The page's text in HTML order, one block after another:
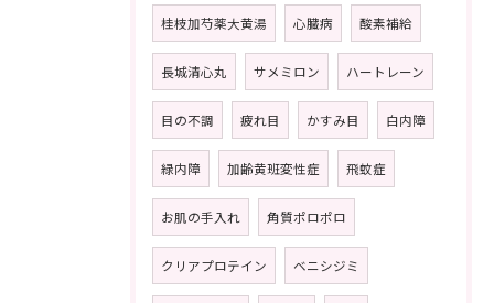
桂枝加芍薬大黄湯 心臓病 酸素補給
長城清心丸 サメミロン ハートレーン
目の不調 疲れ目 かすみ目 白内障
緑内障 加齢黄班変性症 飛蚊症
お肌の手入れ 角質ポロポロ
クリアプロテイン ベニシジミ